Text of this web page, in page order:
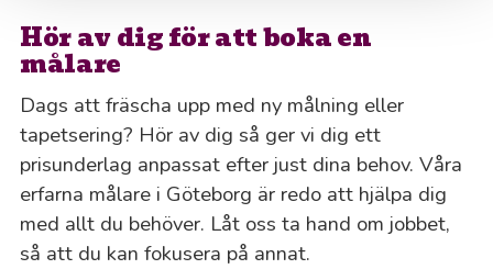
Hör av dig för att boka en
målare
Dags att fräscha upp med ny målning eller
tapetsering? Hör av dig så ger vi dig ett
prisunderlag anpassat efter just dina behov. Våra
erfarna målare i Göteborg är redo att hjälpa dig
med allt du behöver. Låt oss ta hand om jobbet,
så att du kan fokusera på annat.